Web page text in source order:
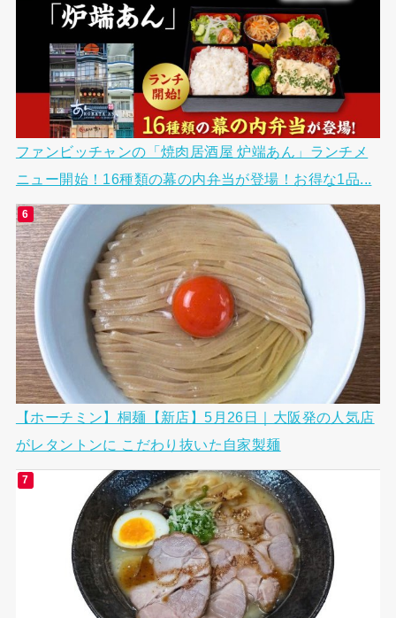
ファンビッチャンの「焼肉居酒屋 炉端あん」ランチメ
ニュー開始！16種類の幕の内弁当が登場！お得な1品...
【ホーチミン】桐麺【新店】5月26日｜大阪発の人気店
がレタントンに こだわり抜いた自家製麺